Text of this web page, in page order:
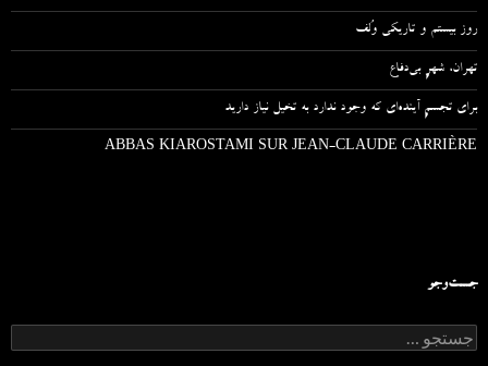
روز بیستم و تاریکی وُلف
تهران، شهرِ بی‌دفاع
برای تجسمِ آینده‌ای که وجود ندارد به تخیل نیاز دارید
ABBAS KIAROSTAMI SUR JEAN-CLAUDE CARRIÈRE
جست‌وجو
س